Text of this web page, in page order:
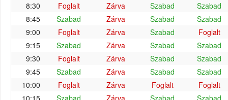
8:30
Foglalt Zárva Szabad
Szabad
8:45
Szabad Zárva Szabad
Szabad
9:00
Foglalt Zárva Szabad
Foglalt
9:15
Szabad Zárva Szabad
Szabad
9:30
Foglalt Zárva Szabad
Szabad
9:45
Szabad Zárva Szabad
Szabad
10:00
Foglalt Zárva Foglalt
Foglalt